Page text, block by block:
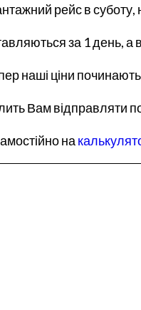
рейс в суботу,
за 1 день, а
наші ціни
Вам відправляти
на